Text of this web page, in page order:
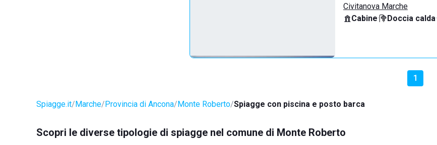
Civitanova Marche
Cabine· Doccia calda·
1
Spiagge.it Marche Provincia di Ancona Monte Roberto Spiagge con piscina e posto barca
Scopri le diverse tipologie di spiagge nel comune di Monte Roberto